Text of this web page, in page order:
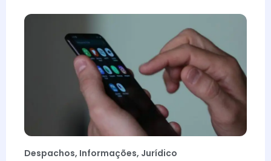
Despachos, Informações, Jurídico